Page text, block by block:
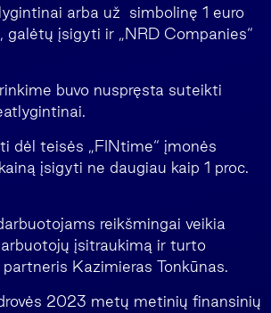
arba už simbolinę 1 euro
galėtų įsigyti ir „NRD Companies“
buvo nuspręsta suteikti
dėl teisės „FINtime“ įmonės
įsigyti ne daugiau kaip 1 proc.
reikšmingai veikia
įsitraukimą ir turto
Kazimieras Tonkūnas.
2023 metų metinių finansinių